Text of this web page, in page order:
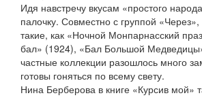
Идя навстречу вкусам «простого
палочку. Совместно с группой
такие, как «Ночной Монпарнасский
бал» (1924), «Бал Большой
частные коллекции разошлось много
готовы гоняться по всему свету.
Нина Берберова в книге «Курсив мой»